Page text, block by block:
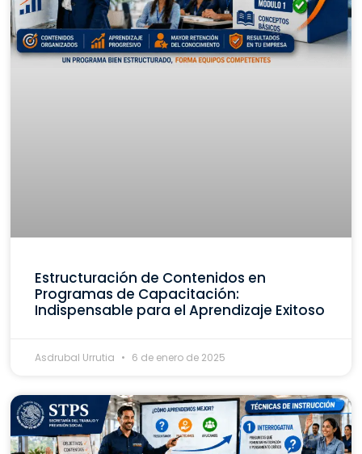
Estructuración de Contenidos en
Programas de Capacitación:
Indispensable para el Aprendizaje Exitoso
Asdrubal Urrutia 6 de enero de 2025